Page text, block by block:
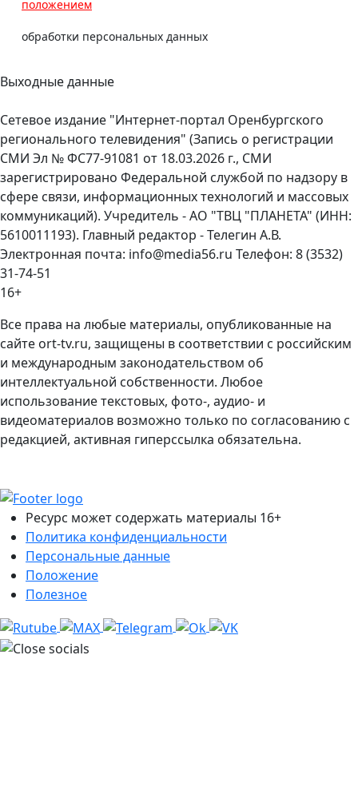
положением
обработки персональных данных
Выходные данные
Сетевое издание "Интернет-портал Оренбургского
регионального телевидения" (Запись о регистрации
СМИ Эл № ФС77-91081 от 18.03.2026 г., СМИ
зарегистрировано Федеральной службой по надзору в
сфере связи, информационных технологий и массовых
коммуникаций). Учредитель - АО "ТВЦ "ПЛАНЕТА" (ИНН:
5610011193). Главный редактор - Телегин А.В.
Электронная почта: info@media56.ru Телефон: 8 (3532)
31-74-51
16+
Все права на любые материалы, опубликованные на
сайте ort-tv.ru, защищены в соответствии с российским
и международным законодательством об
интеллектуальной собственности. Любое
использование текстовых, фото-, аудио- и
видеоматериалов возможно только по согласованию с
редакцией, активная гиперссылка обязательна.
Ресурс может содержать материалы 16+
Политика конфиденциальности
Персональные данные
Положение
Полезное